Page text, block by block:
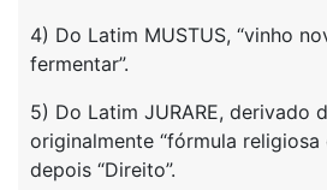
4) Do Latim MUSTUS, “vinho
fermentar”.
5) Do Latim JURARE, derivado
originalmente “fórmula religiosa
depois “Direito”.